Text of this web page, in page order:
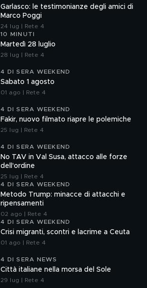
Garlasco: le testimonianze degli amici di
Marco Poggi
24 lug | Rete 4
10 MINUTI
Martedì 28 luglio
28 lug | Rete 4
4 DI SERA WEEKEND
Sabato 1 agosto
01 ago | Rete 4
4 DI SERA WEEKEND
Fakir, nuovo filmato riapre le polemiche
25 lug | Rete 4
4 DI SERA WEEKEND
No TAV in Val Susa, attacco alle forze
dell'ordine
25 lug | Rete 4
4 DI SERA WEEKEND
Metodo Trump: minacce di attacchi e
ripensamenti
02 ago | Rete 4
4 DI SERA WEEKEND
Crisi migranti, scontri e lacrime a Ceuta
01 ago | Rete 4
4 DI SERA NEWS
Città italiane nella morsa del Sole
29 lug | Rete 4